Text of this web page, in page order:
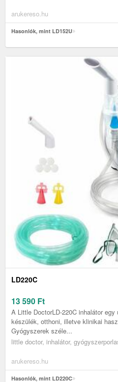
arukereso.hu
Hasonlók, mint LD152U
LD220C
13 590 Ft
A Little DoctorLD-220C inhalátor
készülék, otthoni, illetve klinikai
Gyógyszerek széle...
little doctor, inhalátor,
arukereso.hu
Hasonlók, mint LD220C